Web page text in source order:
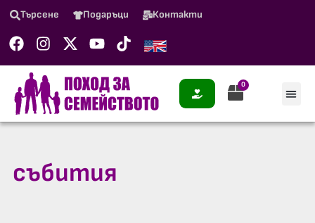
Търсене Подаръци Контакти
0
събития